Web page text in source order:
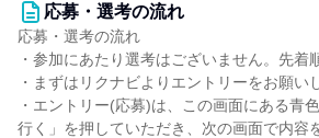
応募・選考の流れ
応募・選考の流れ
・参加にあたり選考はございません。先着
・まずはリクナビよりエントリーをお願い
・エントリー(応募)は、この画面にある青
行く」を押していただき、次の画面で内容